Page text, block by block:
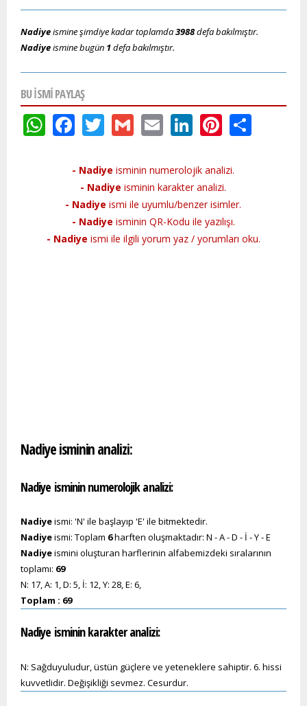
Nadiyeismine şimdiye kadar toplamda3988defa bakılmıştır.
Nadiyeismine bugün 1defa bakılmıştır.
BU ISMI PAYLAŞ
WhatsApp
Facebook
Twitter
GmailEmailLinkedIn
- Nadiye isminin numerolojik analizi.
- Nadiye isminin karakter analizi.
- Nadiye ismi ile uyumlu/benzer isimler.
- Nadiye isminin QR-Kodu ile yazılışı.
- Nadiye ismi ile ilgili yorum yaz / yorumları oku.
Nadiye isminin analizi:
Nadiye isminin numerolojik analizi:
Nadiyeismi: 'N' ile başlayıp 'E' ile bitmektedir.
Nadiyeismi: Toplam 6harften oluşmaktadır: N - A - D - İ - Y - E
Nadiyeismini oluşturan harflerinin alfabemizdeki sıralarının
toplamı: 69
N: 17, A: 1, D: 5, İ: 12, Y: 28, E: 6,
Toplam : 69
Nadiye isminin karakter analizi:
N: Sağduyuludur, üstün güçlere ve yeteneklere sahiptir. 6. hissi
kuvvetlidir. Değişikliği sevmez. Cesurdur.